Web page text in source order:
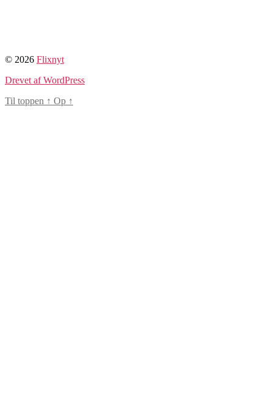
© 2026 Flixnyt
Drevet af WordPress
Til toppen ↑ Op ↑